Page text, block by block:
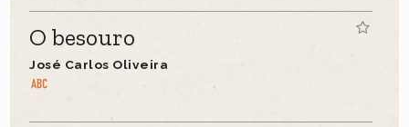
O besouro
José Carlos Oliveira